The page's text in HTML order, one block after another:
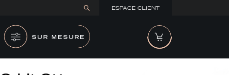
ESPACE CLIENT
SUR MESURE